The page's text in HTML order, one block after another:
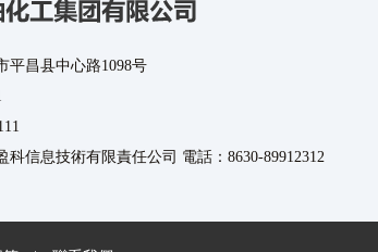
平昌县中心路1098号
科信息技術有限責任公司 電話：8630-89912312